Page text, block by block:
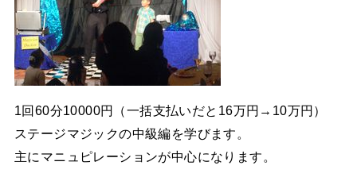
1回60分10000円（一括支払いだと16万円→10万円）
ステージマジックの中級編を学びます。
主にマニュピレーションが中心になります。